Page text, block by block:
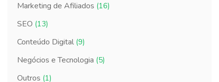
Marketing de Afiliados (16)
SEO (13)
Conteúdo Digital (9)
Negócios e Tecnologia (5)
Outros (1)